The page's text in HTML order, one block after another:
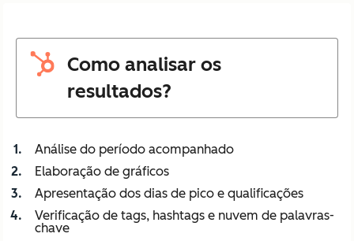
Como analisar os
resultados?
Análise do período acompanhado
Elaboração de gráficos
Apresentação dos dias de pico e qualificações
Verificação de tags, hashtags e nuvem de palavras-
chave